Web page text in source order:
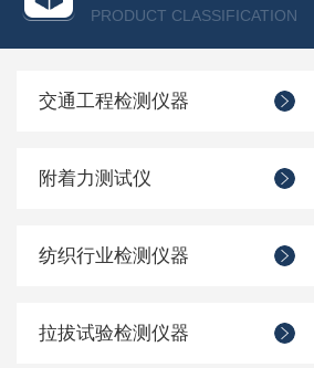
PRODUCT CLASSIFICATION
交通工程检测仪器
附着力测试仪
纺织行业检测仪器
拉拔试验检测仪器